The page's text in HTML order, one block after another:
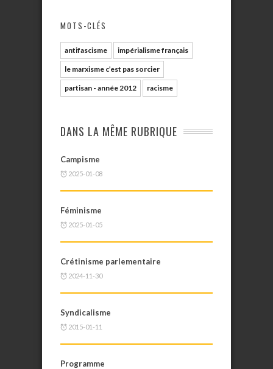
MOTS-CLÉS
antifascisme impérialisme français
le marxisme c’est pas sorcier
partisan - année 2012 racisme
DANS LA MÊME RUBRIQUE
Campisme
2025-01-08
Féminisme
2025-01-05
Crétinisme parlementaire
2024-11-30
Syndicalisme
2015-01-11
Programme